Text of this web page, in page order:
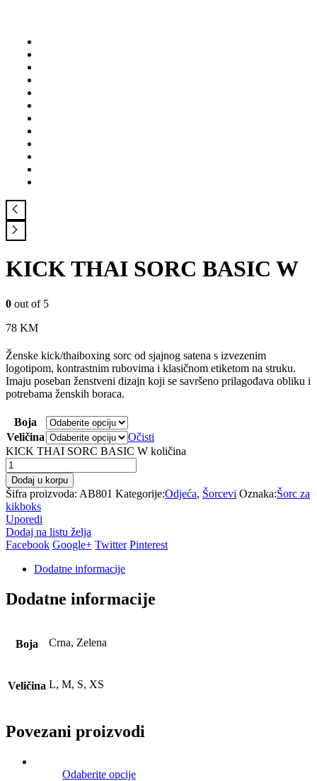
KICK THAI SORC BASIC W
0 out of 5
78 KM
Ženske kick/thaiboxing sorc od sjajnog satena s izvezenim
logotipom, kontrastnim rubovima i klasičnom etiketom na struku.
Imaju poseban ženstveni dizajn koji se savršeno prilagođava obliku i
potrebama ženskih boraca.
Boja
Veličina
Očisti
KICK THAI SORC BASIC W količina
Dodaj u korpu
Šifra proizvoda: AB801 Kategorije:Odjeća, Šorcevi Oznaka:Šorc za
kikboks
Uporedi
Dodaj na listu želja
Facebook Google+ Twitter Pinterest
Dodatne informacije
Dodatne informacije
Boja Crna, Zelena
Veličina L, M, S, XS
Povezani proizvodi
Odaberite opcije